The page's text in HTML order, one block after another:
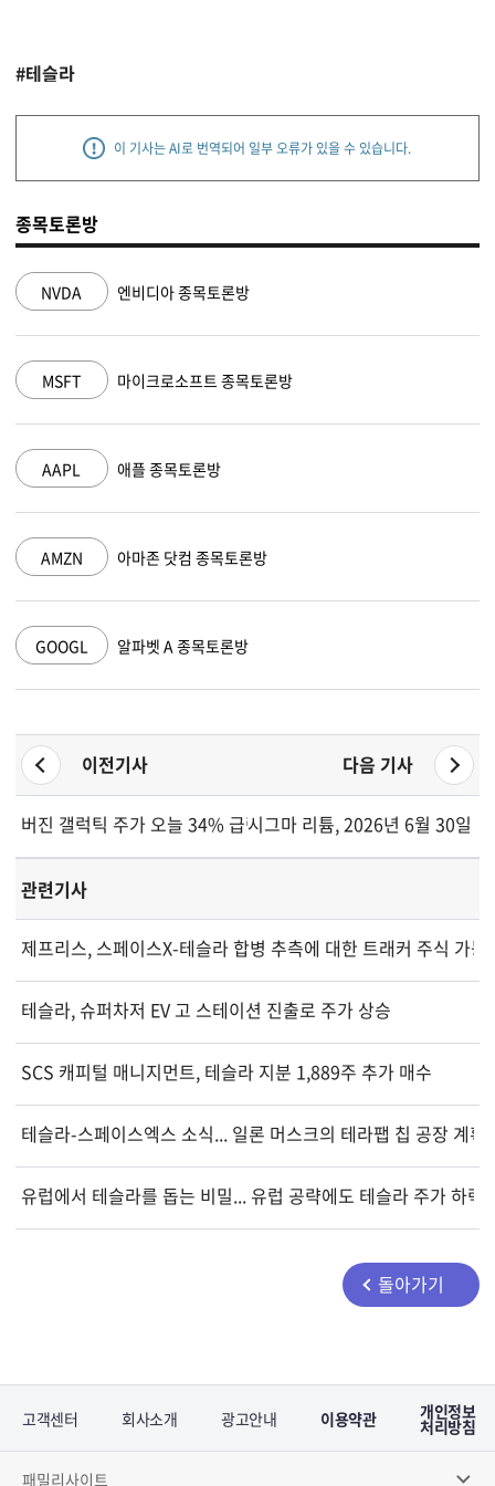
#테슬라
이 기사는 AI로 번역되어 일부 오류가 있을 수 있습니다.
종목토론방
NVDA 엔비디아 종목토론방
MSFT 마이크로소프트 종목토론방
AAPL 애플 종목토론방
AMZN 아마존 닷컴 종목토론방
GOOGL 알파벳 A 종목토론방
이전기사 다음 기사
버진 갤럭틱 주가 오늘 34% 급락한 이유시그마 리튬, 2026년 6월 30일
관련기사
제프리스, 스페이스X-테슬라 합병 추측에 대한 트래커 주식 가능
테슬라, 슈퍼차저 EV 고 스테이션 진출로 주가 상승
SCS 캐피털 매니지먼트, 테슬라 지분 1,889주 추가 매수
테슬라-스페이스엑스 소식... 일론 머스크의 테라팹 칩 공장 계획
유럽에서 테슬라를 돕는 비밀... 유럽 공략에도 테슬라 주가 하락
돌아가기
고객센터 회사소개 광고안내 이용약관 개인정보
처리방침
패밀리사이트